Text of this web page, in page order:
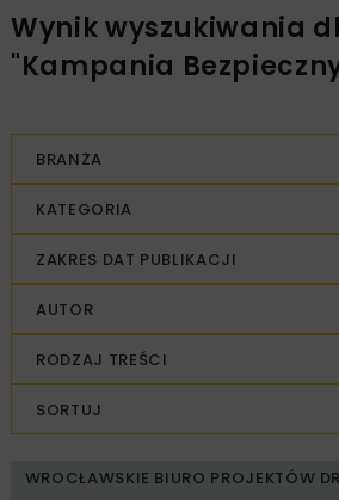
Wynik wyszukiwania
"Kampania
BRANŻA
KATEGORIA
ZAKRES DAT PUBLIKACJI
AUTOR
RODZAJ TREŚCI
SORTUJ
WROCŁAWSKIE BIURO PROJEKTÓW